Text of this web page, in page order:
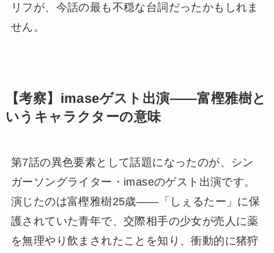
リフが、今話の最も不穏な台詞だったかもしれま
せん。
【考察】imaseゲスト出演——富樫雅樹と
いうキャラクターの意味
第7話の異色要素として話題になったのが、シン
ガーソングライター・imaseのゲスト出演です。
演じたのは富樫雅樹25歳——「しぇるたー」に保
護されていた青年で、交際相手の少女が売人に薬
を無理やり飲まされたことを知り、衝動的に猪狩